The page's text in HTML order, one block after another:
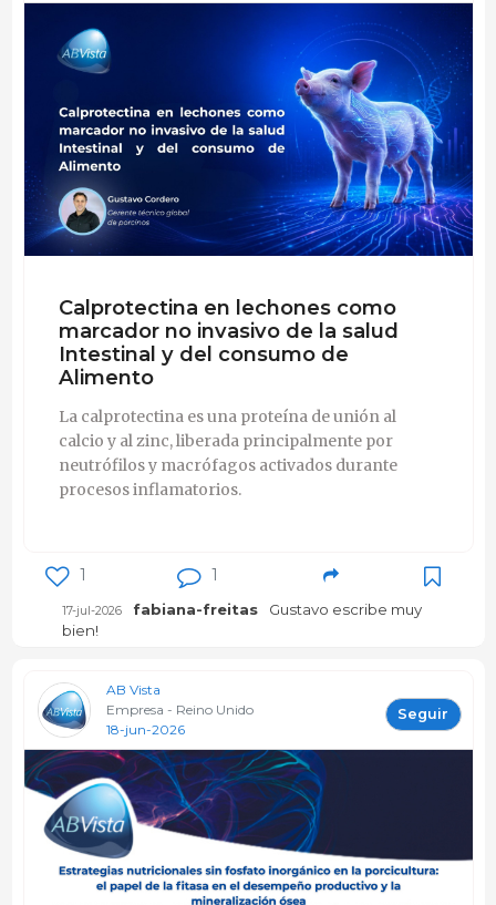
mayores proveedores de enzimas en la nutrición
animal, levadura viva en la alimentación animal y
producción de betaína natural para la industria mundial
de la nutrición animal. Atribuimos nuestro éxito a
nuestro fuerte enfoque en la integridad científica y a
nuestras relaciones abiertas y colaborativas con
nuestros clientes y socios de investigación.
Calprotectina en lechones como
marcador no invasivo de la salud
Intestinal y del consumo de
Alimento
La calprotectina es una proteína de unión al
calcio y al zinc, liberada principalmente por
neutrófilos y macrófagos activados durante
procesos inflamatorios.
1 1
17-jul-2026 fabiana-freitas
Gustavo escribe muy
bien!
AB Vista
Empresa - Reino Unido
18-jun-2026
Seguir